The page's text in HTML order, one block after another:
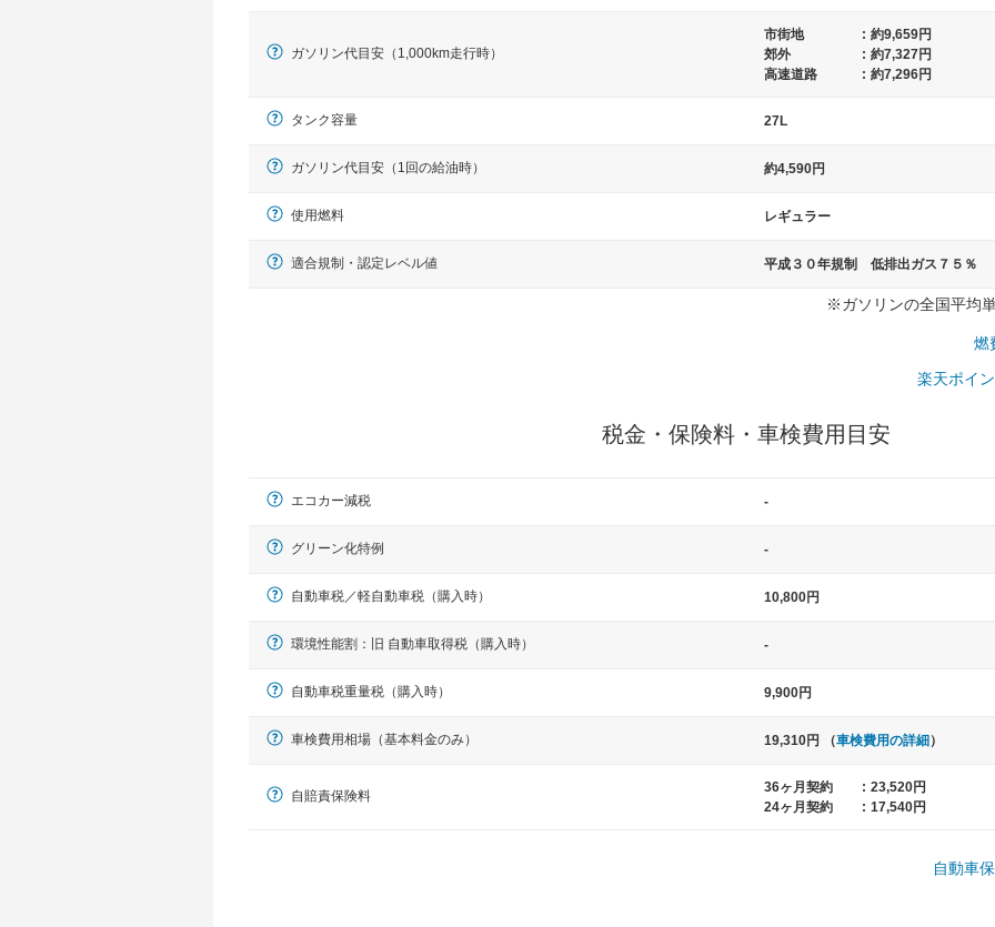
一般的な車体のサイズの目安
軽自動車
ハイエース
ガソリン代目安（1,000km走行時）
市街地 : 約9,659円
郊外
: 約7,327円
高速道路
: 約7,296円
タンク容量 27L
ガソリン代目安（1回の給油時） 約4,590円
使用燃料 レギュラー
適合規制・認定レベル値 平成３０年規制 低排出ガス７５％
※ガソリンの全国平均
燃
楽天ポイ
税金・保険料・車検費用目安
エコカー減税 -
グリーン化特例 -
自動車税／軽自動車税（購入時） 10,800円
環境性能割：旧 自動車取得税（購入時） -
自動車税重量税（購入時） 9,900円
車検費用相場（基本料金のみ） 19,310円 （車検費用の詳細 ）
自賠責保険料
36ヶ月契約 : 23,520円
24ヶ月契約
: 17,540円
自動車